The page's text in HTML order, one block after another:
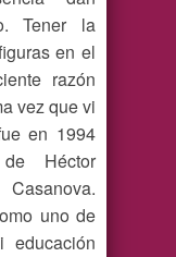
Tener la
en el
razón
vez que vi
en 1994
Héctor
uno de
educación